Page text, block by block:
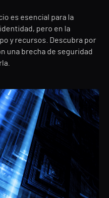
es esencial para la
pero en la
y recursos. Descubra por
una brecha de seguridad